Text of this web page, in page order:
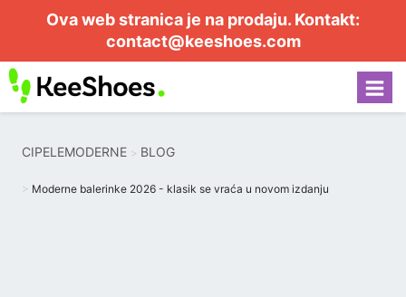
Ova web stranica je na prodaju. Kontakt:
contact@keeshoes.com
CIPELEMODERNE BLOG
Moderne balerinke 2026 - klasik se vraća u novom izdanju